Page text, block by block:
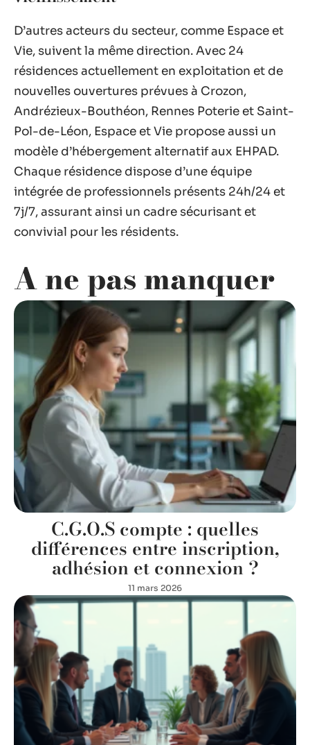
D’autres acteurs du secteur, comme Espace et
Vie, suivent la même direction. Avec 24
résidences actuellement en exploitation et de
nouvelles ouvertures prévues à Crozon,
Andrézieux-Bouthéon, Rennes Poterie et Saint-
Pol-de-Léon, Espace et Vie propose aussi un
modèle d’hébergement alternatif aux EHPAD.
Chaque résidence dispose d’une équipe
intégrée de professionnels présents 24h/24 et
7j/7, assurant ainsi un cadre sécurisant et
convivial pour les résidents.
A ne pas manquer
C.G.O.S compte : quelles
différences entre inscription,
adhésion et connexion ?
11 mars 2026